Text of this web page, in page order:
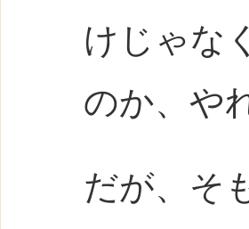
けじゃな
のか、や
だが、そ